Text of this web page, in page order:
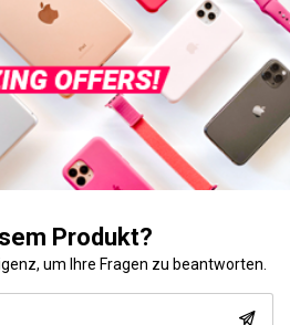
Produkt?
um Ihre Fragen zu beantworten.